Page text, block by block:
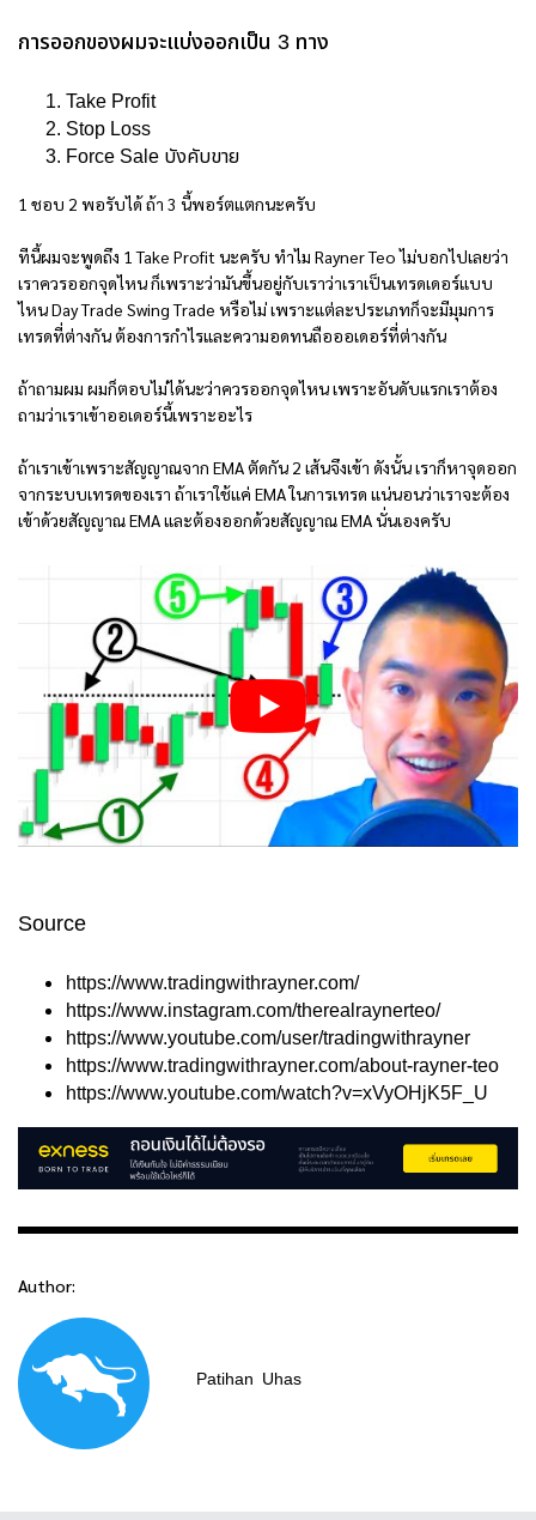
การออกของผมจะแบ่งออกเป็น 3 ทาง
Take Profit
Stop Loss
Force Sale บังคับขาย
1 ชอบ 2 พอรับได้ ถ้า 3 นี้พอร์ตแตกนะครับ
ทีนี้ผมจะพูดถึง 1 Take Profit นะครับ ทำไม Rayner Teo ไม่บอกไปเลยว่า
เราควรออกจุดไหน ก็เพราะว่ามันขึ้นอยู่กับเราว่าเราเป็นเทรดเดอร์แบบ
ไหน Day Trade Swing Trade หรือไม่ เพราะแต่ละประเภทก็จะมีมุมการ
เทรดที่ต่างกัน ต้องการกำไรและความอดทนถือออเดอร์ที่ต่างกัน
ถ้าถามผม ผมก็ตอบไม่ได้นะว่าควรออกจุดไหน เพราะอันดับแรกเราต้อง
ถามว่าเราเข้าออเดอร์นี้เพราะอะไร
ถ้าเราเข้าเพราะสัญญาณจาก EMA ตัดกัน 2 เส้นจึงเข้า ดังนั้น เราก็หาจุดออก
จากระบบเทรดของเรา ถ้าเราใช้แค่ EMA ในการเทรด แน่นอนว่าเราจะต้อง
เข้าด้วยสัญญาณ EMA และต้องออกด้วยสัญญาณ EMA นั่นเองครับ
Source
https://www.tradingwithrayner.com/
https://www.instagram.com/therealraynerteo/
https://www.youtube.com/user/tradingwithrayner
https://www.tradingwithrayner.com/about-rayner-teo
https://www.youtube.com/watch?v=xVyOHjK5F_U
Author:
Patihan Uhas